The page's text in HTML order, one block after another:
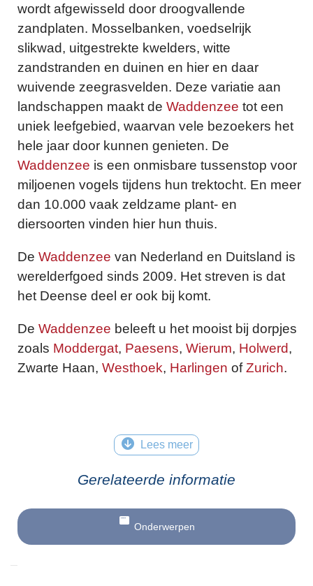
wordt afgewisseld door droogvallende
zandplaten. Mosselbanken, voedselrijk
slikwad, uitgestrekte kwelders, witte
zandstranden en duinen en hier en daar
wuivende zeegrasvelden. Deze variatie aan
landschappen maakt de Waddenzee tot een
uniek leefgebied, waarvan vele bezoekers het
hele jaar door kunnen genieten. De
Waddenzee is een onmisbare tussenstop voor
miljoenen vogels tijdens hun trektocht. En meer
dan 10.000 vaak zeldzame plant- en
diersoorten vinden hier hun thuis.
De Waddenzee van Nederland en Duitsland is
werelderfgoed sinds 2009. Het streven is dat
het Deense deel er ook bij komt.
De Waddenzee beleeft u het mooist bij dorpjes
zoals Moddergat, Paesens, Wierum, Holwerd,
Zwarte Haan, Westhoek, Harlingen ofZurich.
Lees meer
Gerelateerde informatie
Onderwerpen